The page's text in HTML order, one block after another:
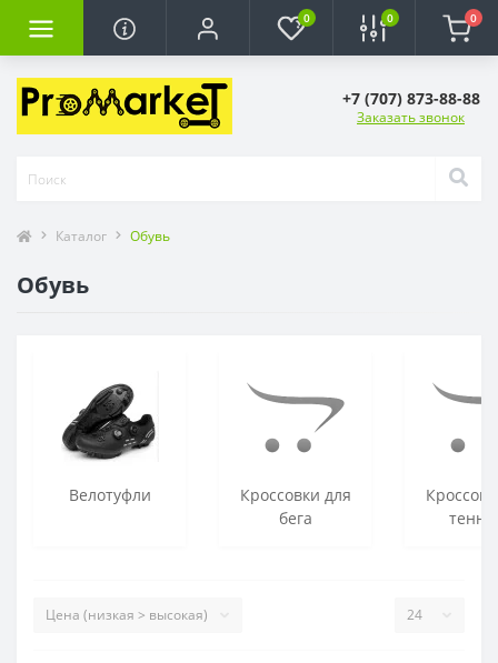
0 0 0
+7 (707) 873-88-88
Заказать звонок
Каталог Обувь
Обувь
Велотуфли
Кроссовки для
бега